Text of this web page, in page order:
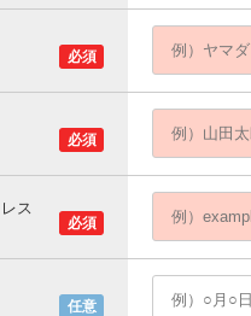
必須
必須
必須
ス
任意